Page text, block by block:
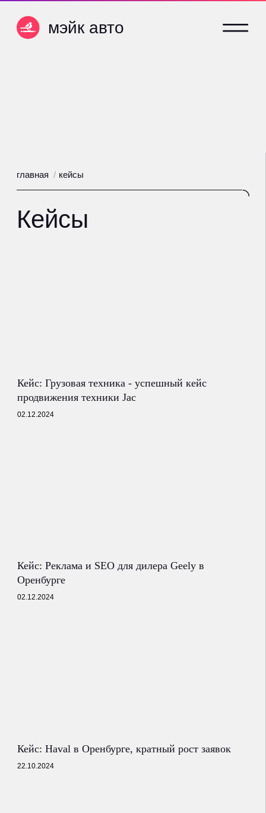
мэйк авто
мэйк авто
Кейс: Грузовая техника - успешный кейс
продвижения техники Jac
02.12.2024
Кейс: Реклама и SEO для дилера Geely в
Оренбурге
02.12.2024
Кейс: Haval в Оренбурге, кратный рост заявок
22.10.2024